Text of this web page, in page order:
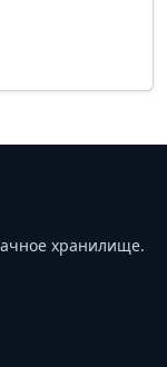
хранилище.